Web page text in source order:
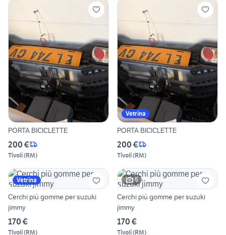
PORTA BICICLETTE
200 €
Tivoli(RM)
Vetrina
PORTA BICICLETTE
200 €
Tivoli(RM)
Vetrina
Cerchi più gomme per suzuki
jimmy
170 €
Tivoli(RM)
6
Cerchi più gomme per suzuki
jimmy
170 €
Tivoli(RM)